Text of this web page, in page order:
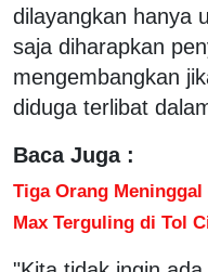
dilayangkan hanya
saja diharapkan
mengembangkan
diduga terlibat
Baca Juga :
Tiga Orang
Max Terguling di Tol